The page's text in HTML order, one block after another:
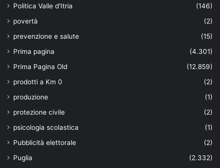
Politica Valle d'Itria
(146)
povertà
(2)
prevenzione e salute
(15)
Prima pagina
(4.301)
Prima Pagina Old
(12.859)
prodotti a Km 0
(2)
produzione
(1)
protezione civile
(2)
psicologia scolastica
(1)
Pubblicità elettorale
(2)
Puglia
(2.332)